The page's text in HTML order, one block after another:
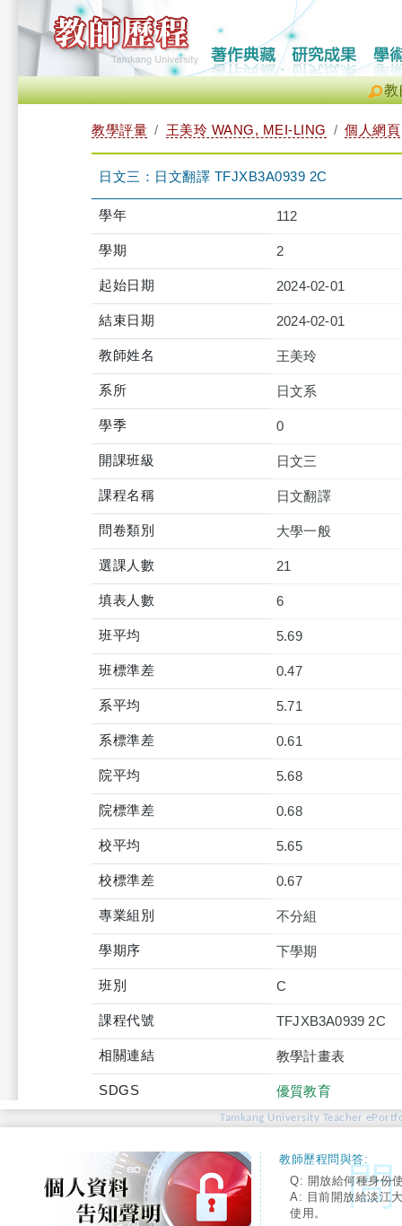
教
教學評量 王美玲 WANG, MEI-LING 個人網頁
日文三：日文翻譯 TFJXB3A0939 2C
學年 112
學期 2
起始日期 2024-02-01
結束日期 2024-02-01
教師姓名 王美玲
系所 日文系
學季 0
開課班級 日文三
課程名稱 日文翻譯
問卷類別 大學一般
選課人數 21
填表人數 6
班平均 5.69
班標準差 0.47
系平均 5.71
系標準差 0.61
院平均 5.68
院標準差 0.68
校平均 5.65
校標準差 0.67
專業組別 不分組
學期序 下學期
班別 C
課程代號 TFJXB3A0939 2C
相關連結 教學計畫表
SDGS 優質教育
Tamkang University Teacher
教師歷程問與答:
Q: 開放給何種身份
A: 目前開放給淡江
使用。